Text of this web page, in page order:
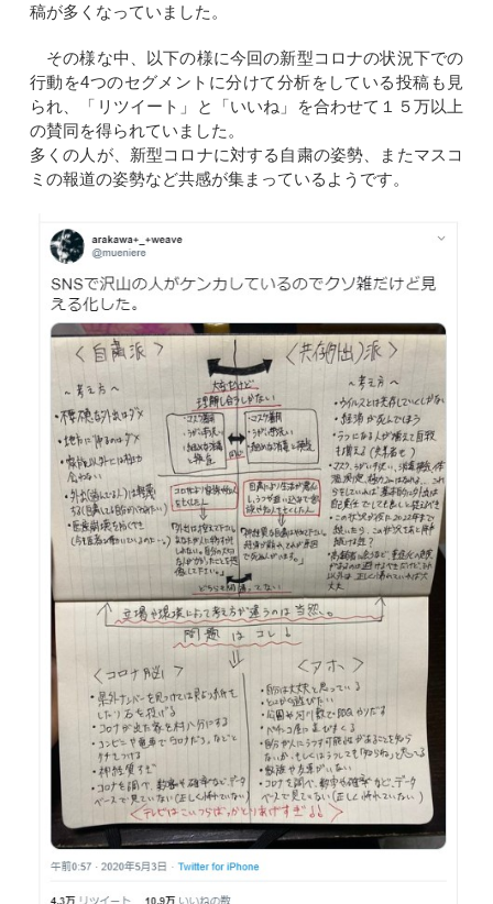
稿が多くなっていました。
その様な中、以下の様に今回の新型コロナの状況下での
行動を4つのセグメントに分けて分析をしている投稿も見
られ、「リツイート」と「いいね」を合わせて１５万以上
の賛同を得られていました。
多くの人が、新型コロナに対する自粛の姿勢、またマスコ
ミの報道の姿勢など共感が集まっているようです。